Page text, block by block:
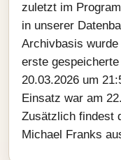
zuletzt im
in unserer
Archivbasis
erste
20.03.2026 um
Einsatz war am
Zusätzlich findest
Michael Franks